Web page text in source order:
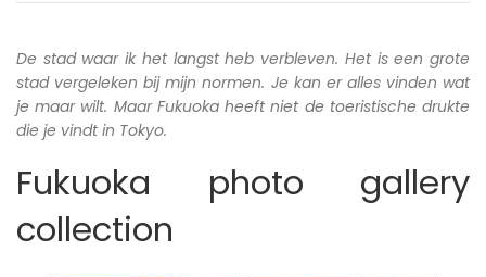
De stad waar ik het langst heb verbleven. Het is een grote
stad vergeleken bij mijn normen. Je kan er alles vinden wat
je maar wilt. Maar Fukuoka heeft niet de toeristische drukte
die je vindt in Tokyo.
Fukuoka photo gallery
collection